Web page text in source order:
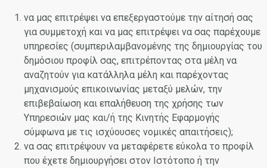
να μας επιτρέψει να επεξεργαστούμε την αίτησή σας
για συμμετοχή και να μας επιτρέψει να σας παρέχουμε
υπηρεσίες (συμπεριλαμβανομένης της δημιουργίας του
δημόσιου προφίλ σας, επιτρέποντας στα μέλη να
αναζητούν για κατάλληλα μέλη και παρέχοντας
μηχανισμούς επικοινωνίας μεταξύ μελών, την
επιβεβαίωση και επαλήθευση της χρήσης των
Υπηρεσιών μας και/ή της Κινητής Εφαρμογής
σύμφωνα με τις ισχύουσες νομικές απαιτήσεις);
να σας επιτρέψουν να μεταφέρετε εύκολα το προφίλ
που έχετε δημιουργήσει στον Ιστότοπο ή την